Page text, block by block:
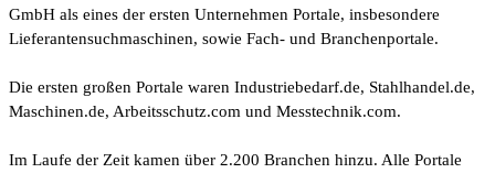
GmbH als eines der ersten Unternehmen Portale, insbesondere
Lieferantensuchmaschinen, sowie Fach- und Branchenportale.
Die ersten großen Portale waren Industriebedarf.de, Stahlhandel.de,
Maschinen.de, Arbeitsschutz.com und Messtechnik.com.
Im Laufe der Zeit kamen über 2.200 Branchen hinzu. Alle Portale